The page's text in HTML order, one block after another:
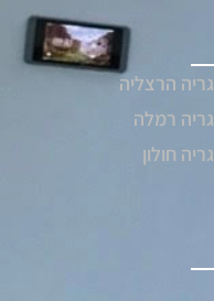
הרצליה
רמלה
חולון